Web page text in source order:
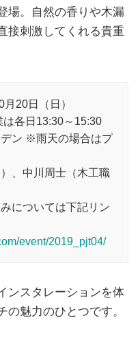
場。自然の香りや木漏
接刺激してくれる貴重
20日（日）
各日13:30～15:30
デン ※雨天の場合はプ
、中川周士（木工職
については下記リン
event/2019_pjt04/
ンスタレーションを体
魅力のひとつです。